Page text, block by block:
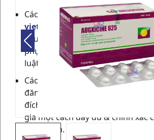
Các thành viên tham gia cộng
vietnammedical.vncần phải có
chuyên môn về dược phẩm hoặc
phụ trách chuyên môn theo quy
luật.
Các thông tin về sản phẩm, giá
đăng trên website
đích cung cấp các thông tin cho
gia một cách đầy đủ & chính xác
sản phẩm.